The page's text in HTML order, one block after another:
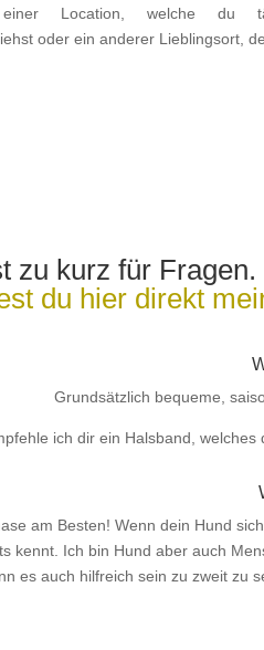
einer Location, welche du
oder ein anderer Lieblingsort,
zu kurz für Fragen.
du hier direkt
Grundsätzlich bequeme,
ich dir ein Halsband,
am Besten! Wenn dein Hund
kennt. Ich bin Hund aber auch
es auch hilfreich sein zu zweit zu